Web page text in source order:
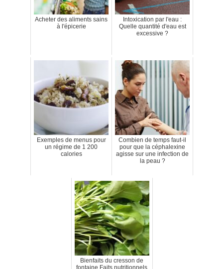
Acheter des aliments sains
à l'épicerie
Intoxication par l'eau :
Quelle quantité d'eau est
excessive ?
Exemples de menus pour
un régime de 1 200
calories
Combien de temps faut-il
pour que la céphalexine
agisse sur une infection de
la peau ?
Bienfaits du cresson de
fontaine Faits nutritionnels